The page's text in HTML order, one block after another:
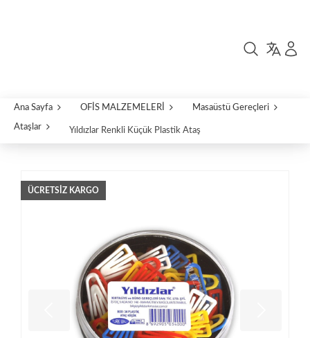
Ana Sayfa OFİS MALZEMELERİ Masaüstü Gereçleri
Ataşlar Yıldızlar Renkli Küçük Plastik Ataş
ÜCRETSIZ KARGO